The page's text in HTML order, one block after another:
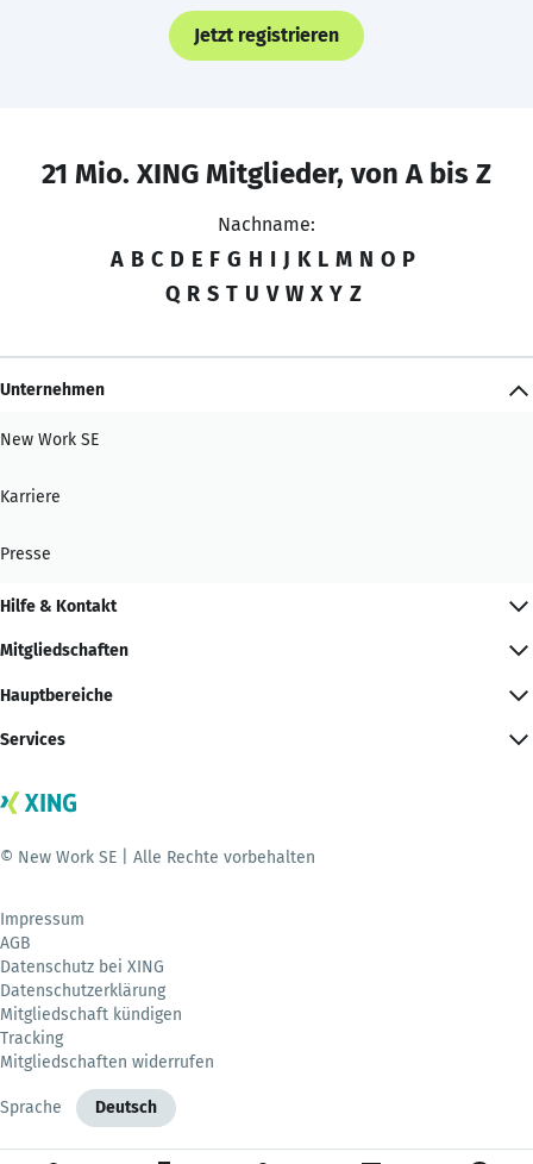
Jetzt registrieren
21 Mio. XING Mitglieder, von A bis Z
Nachname:
A B C D E F G H I J K L M N O P
Q R S T U V W X Y Z
Unternehmen
New Work SE
Karriere
Presse
Hilfe & Kontakt
Mitgliedschaften
Hauptbereiche
Services
© New Work SE | Alle Rechte vorbehalten
Impressum
AGB
Datenschutz bei XING
Datenschutzerklärung
Mitgliedschaft kündigen
Tracking
Mitgliedschaften widerrufen
Sprache Deutsch